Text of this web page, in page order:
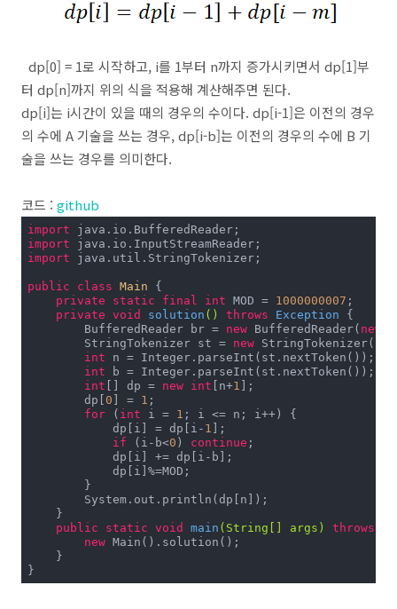
dp[0] = 1로 시작하고, i를 1부터 n까지 증가시키면서 dp[1]부
터 dp[n]까지 위의 식을 적용해 계산해주면 된다.
dp[i]는 i시간이 있을 때의 경우의 수이다. dp[i-1]은 이전의 경우
의 수에 A 기술을 쓰는 경우, dp[i-b]는 이전의 경우의 수에 B 기
술을 쓰는 경우를 의미한다.
코드 : github
import
import
import java.util.StringTokenizer;
public class Main
{
private
static final int MOD = 1000000007 ;
private void solution () throws Exception {
        BufferedReader br =
new BufferedReader( new
        StringTokenizer st =
new
int n = Integer.parseInt(st.nextToken());
int b = Integer.parseInt(st.nextToken());
int [] dp = new int [n+1 ];
        dp[
0 ] = 1 ;
for ( int i = 1 ; i <= n; i++) {
            dp[i] = dp[i-
1 ];
if (i-b<0 ) continue ;
            dp[i] += dp[i-b];
            dp[i]%=MOD;
        }
        System.out.println(dp[n]);
    }
public
static void main (String[] args) throws
new Main().solution();
    }
}